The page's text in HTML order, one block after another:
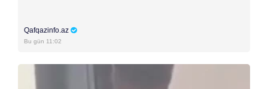
Qafqazinfo.az
Bu gün 11:02